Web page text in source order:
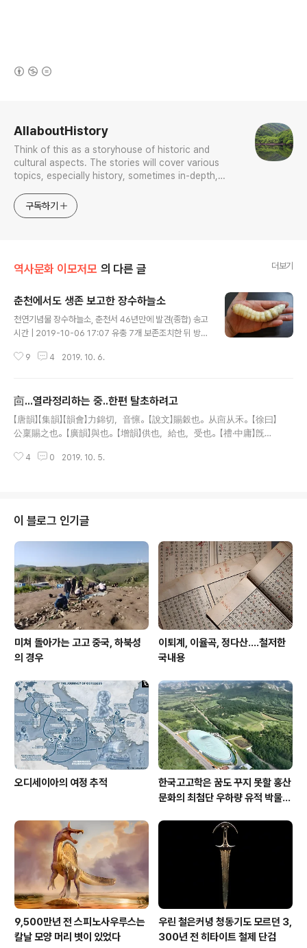
AllaboutHistory
Think of this as a storyhouse of historic and
cultural aspects. The stories will cover various
topics, especially history, sometimes in-depth,
approach will be to resist any common sense or
generalized viewpoint
구독하기
역사문화 이모저모 의 다른 글 더보기
춘천에서도 생존 보고한 장수하늘소
천연기념물 장수하늘소, 춘천서 46년만에 발견(종합) 송고
시간 | 2019-10-06 17:07 유충 7개 보존조치한 뒤 방사
본이 마리당 1억원을 호가한다. 그 정도로 귀하신 몸이다.
소식을 나는 우리 공장인지, 아니면 포털인지에서 보기는
했는데, 문화부 기사가 아니라 해서 흘려버리고 말았다. 한
데 그 발견 소식을 아마도 국립과학관과 국립문화재연구소
작성한 여파인 듯 하다. 나와바리가 다르면, 아무리 이쪽 관
9 4 2019. 10. 6.
㐭...열라정리하는 중..한편 탈초하려고
【唐韻】【集韻】【韻會】力錦切，音懔。【說文】賜穀也。从㐭从禾。【徐曰】
公稟賜之也。【廣韻】與也。【增韻】供也，給也，受也。【禮·中庸】旣稟
【前漢·孝文紀】吏稟當受鬻者。【師古註】稟，給也。又【唐韻】【集韻】【韻
『說文解字』賜穀也。从㐭从禾。筆錦切『說文解字注』(稟)賜榖也。賜
榖曰稟。中庸。旣稟稱事。鄭注周禮宫正、內宰、廩人、掌固皆云。
稍食、祿稟也。又司稼注云。賙、稟其艱阨。晉惠帝云。官鼃可給
稟。凡若此類。今本多譌爲廩。卽有未譌者、亦皆讀爲力甚切矣。
今之廩膳生員、於古當作稟膳。从㐭禾。禾猶榖也。榖於㐭。周禮
所謂以待賙賜、稍食也。凡賜榖..
4 0 2019. 10. 5.
이 블로그 인기글
미쳐 돌아가는 고고 중국, 하북성
의 경우
이퇴계, 이율곡, 정다산....철저한
국내용
오디세이아의 여정 추적
한국고고학은 꿈도 꾸지 못할 홍산
문화의 최첨단 우하량 유적 박물관
9,500만년 전 스피노사우루스는
칼날 모양 머리 볏이 있었다
우린 철은커녕 청동기도 모르던 3,
300년 전 히타이트 철제 단검